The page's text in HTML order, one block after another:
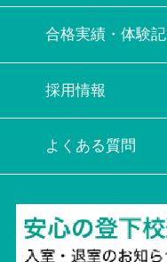
合格実績・体験記
採用情報
よくある質問